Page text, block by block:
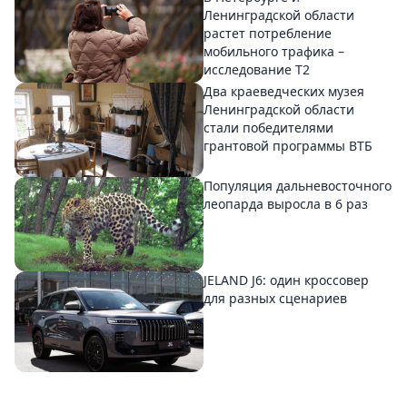
Ленинградской области
растет потребление
мобильного трафика –
исследование T2
Два краеведческих музея
Ленинградской области
стали победителями
грантовой программы ВТБ
Популяция дальневосточного
леопарда выросла в 6 раз
JELAND J6: один кроссовер
для разных сценариев